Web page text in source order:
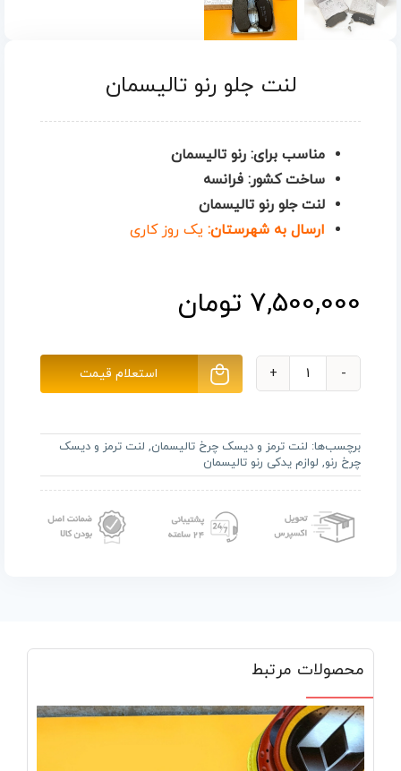
لنت جلو رنو تالیسمان
مناسب برای: رنو تالیسمان
ساخت کشور: فرانسه
لنت جلو رنو تالیسمان
ارسال به شهرستان: یک روز کاری
7,500,000 تومان
رنو
تالیسمان
عدد
استعلام قیمت
برچسب‌ها: لنت ترمز و دیسک چرخ تالیسمان, لنت ترمز و دیسک
چرخ رنو, لوازم یدکی رنو تالیسمان
محصولات مرتبط